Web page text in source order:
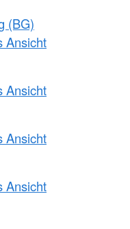
(BG)
Ansicht
Ansicht
Ansicht
Ansicht